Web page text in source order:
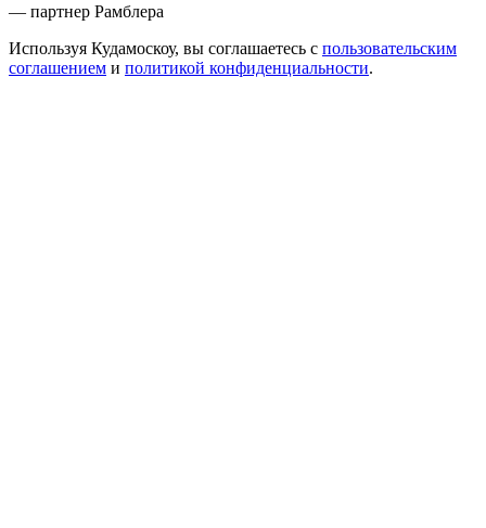
— партнер Рамблера
Используя Кудамоскоу, вы соглашаетесь с пользовательским
соглашением и политикой конфиденциальности.